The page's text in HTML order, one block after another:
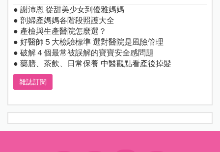
● 謝沛恩 從甜美少女到優雅媽媽
● 剖婦產媽媽各階段照護大全
● 產檢與生產醫院怎麼選？
● 好醫師５大檢驗標準 選對醫院是風險管理
● 破解４個最常被誤解的寶寶安全感問題
● 藥膳、茶飲、日常保養 中醫觀點看產後掉髮
雜誌訂閱